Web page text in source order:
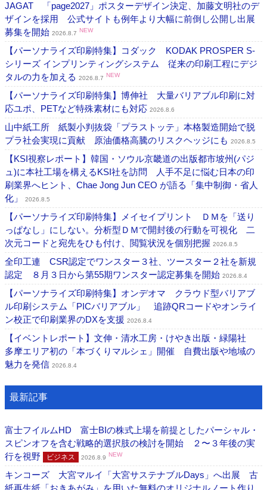
JAGAT 「page2027」ポスターデザイン決定、加藤文明社のデ
ザインを採用 公式サイトも例年より大幅に前倒し公開し出展
募集を開始 2026.8.7 NEW
【パーソナライズ印刷特集】コダック KODAK PROSPER S-
シリーズ インプリンティングシステム 従来の印刷工程にデジ
タルの力を加える 2026.8.7 NEW
【パーソナライズ印刷特集】博伸社 大量バリアブル印刷に対
応ユポ、PETなど特殊素材にも対応 2026.8.6
山中紙工所 紙製小判抜袋「プラストッテ」本格製造開始で脱
プラ社会実現に貢献 原油価格高騰のリスクヘッジにも 2026.8.5
【KSI視察レポート】韓国・ソウル京畿道の出版都市坡州(パジ
ュ)に本社工場を構えるKSI社を訪問 人手不足に悩む日本の印
刷業界へヒント、Chae Jong Jun CEO が語る「集中制御・省人
化」
2026.8.5
【パーソナライズ印刷特集】メイセイプリント ＤＭを「送り
っぱなし」にしない。分析型ＤＭで開封後の行動を可視化 二
次元コードと宛先をひも付け、閲覧状況を個別把握 2026.8.5
全印工連 CSR認定でワンスター３社、ツースター２社を新規
認定 ８月３日から第55期ワンスター認定募集を開始 2026.8.4
【パーソナライズ印刷特集】オンデオマ クラウド型バリアブ
ル印刷システム「PICバリアブル」 追跡QRコードやオンライ
ン校正で印刷業界のDXを支援 2026.8.4
【イベントレポート】文伸・清水工房・けやき出版・緑陽社
多摩エリア初の「本づくりマルシェ」開催 自費出版や地域の
魅力を発信 2026.8.4
最新記事
富士フイルムHD 富士BIの株式上場を前提としたパーシャル・
スピンオフを含む戦略的選択肢の検討を開始 ２〜３年後の実
行を視野
ビジネス 2026.8.9 NEW
キンコーズ 大宮マルイ「大宮サステナブルDays」へ出展 古
紙再生紙「おきあがみ」を用いた無料のオリジナルノート作り